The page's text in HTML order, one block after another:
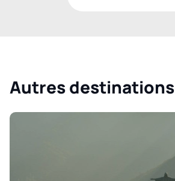
Autres destinations